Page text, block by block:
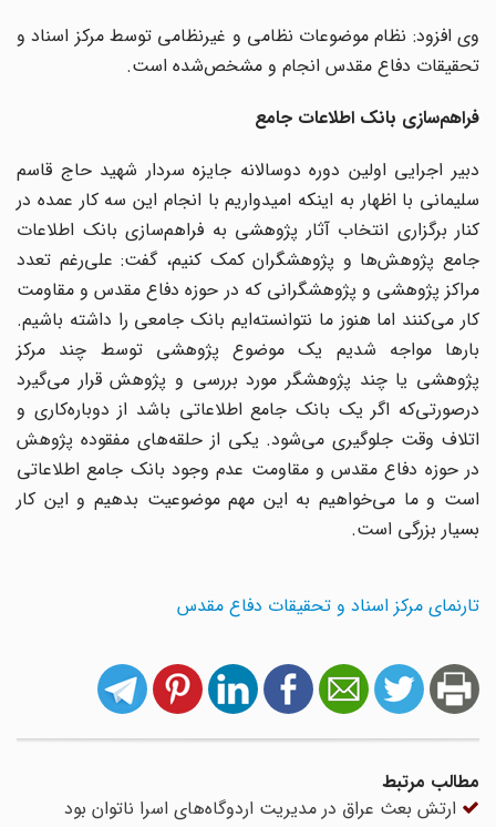
وی افزود: نظام موضوعات نظامی و غیرنظامی توسط مرکز اسناد و
تحقیقات دفاع مقدس انجام و مشخص‌شده است.
فراهم‌سازی بانک اطلاعات جامع
دبیر اجرایی اولین دوره دوسالانه جایزه سردار شهید حاج قاسم
سلیمانی با اظهار به اینکه امیدواریم با انجام این سه کار عمده در
کنار برگزاری انتخاب آثار پژوهشی به فراهم‌سازی بانک اطلاعات
جامع پژوهش‌ها و پژوهشگران کمک کنیم، گفت: علی‌رغم تعدد
مراکز پژوهشی و پژوهشگرانی که در حوزه دفاع مقدس و مقاومت
کار می‌کنند اما هنوز ما نتوانسته‌ایم بانک جامعی را داشته باشیم.
بارها مواجه شدیم یک موضوع پژوهشی توسط چند مرکز
پژوهشی یا چند پژوهشگر مورد بررسی و پژوهش قرار می‌گیرد
درصورتی‌که اگر یک بانک جامع اطلاعاتی باشد از دوباره‌کاری و
اتلاف وقت جلوگیری می‌شود. یکی از حلقه‌های مفقوده پژوهش
در حوزه دفاع مقدس و مقاومت عدم وجود بانک جامع اطلاعاتی
است و ما می‌خواهیم به این مهم موضوعیت بدهیم و این کار
بسیار بزرگی است.
تارنمای مرکز اسناد و تحقیقات دفاع مقدس
مطالب مرتبط
ارتش بعث عراق در مدیریت اردوگاه‌های اسرا ناتوان بود